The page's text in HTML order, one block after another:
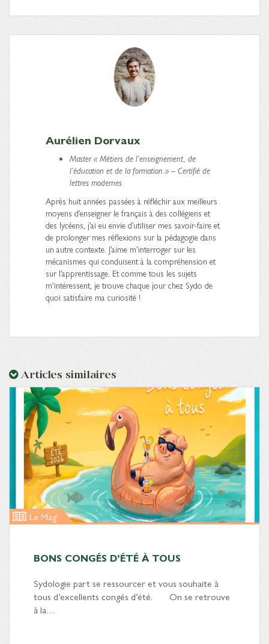
Aurélien Dorvaux
Master « Métiers de l’enseignement, de
l’éducation et de la formation » – Certifié de
lettres modernes
Après huit années passées à réfléchir aux meilleurs
moyens d’enseigner le français à des collégiens et
des lycéens, j’ai eu envie d’utiliser mes savoir-faire et
de prolonger mes réflexions sur la pédagogie dans
un autre contexte. J’aime m’interroger sur les
mécanismes qui conduisent à la compréhension et
sur l’apprentissage. Et comme tous les sujets
m’intéressent, je trouve chaque jour chez Sydo de
quoi satisfaire ma curiosité !
Articles similaires
Le Mag'
BONS CONGÉS D’ÉTÉ À TOUS
Sydologie part se ressourcer et vous souhaite à
tous d’excellents congés d’été. On se retrouve
à la…